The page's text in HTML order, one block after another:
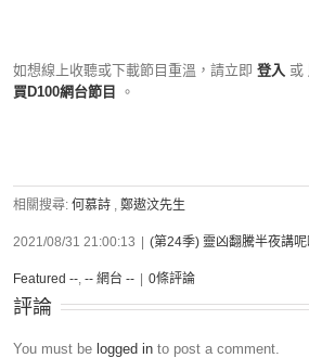
如想線上收聽或下載節目重溫，請立即 登入 或
買D100網台節目
。
相關搜尋: 何慕詩 , 鄭遨汶先生
2021/08/31 21:00:13 (第24季) 靈凶翻騰半夜講
Featured --, -- 網台 -- 0條評論
評論
You must be logged in to post a comment.